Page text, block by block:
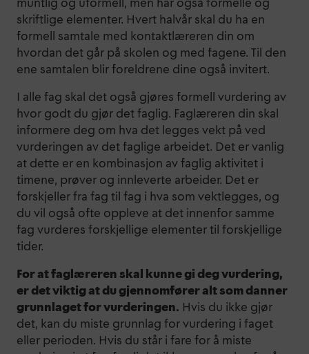
muntlig og uformell, men har også formelle og
skriftlige elementer. Hvert halvår skal du ha en
formell samtale med kontaktlæreren din om
hvordan det går på skolen og med fagene. Til den
ene samtalen blir foreldrene dine også invitert.
I alle fag skal det også gjøres formell vurdering av
hvor godt du gjør det faglig. Faglæreren din skal
informere deg om hva det legges vekt på ved
vurderingen av det faglige arbeidet. Det er vanlig
at dette er en kombinasjon av faglig aktivitet i
timene, prøver og innleverte arbeider. Det er
forskjeller fra fag til fag i hva som vektlegges, og
du vil også ofte oppleve at det innenfor samme
fag vurderes forskjellige elementer til forskjellige
tider.
For at faglæreren skal kunne gi deg vurdering,
er det viktig at du gjennomfører alt som danner
grunnlaget for vurderingen. Hvis du ikke gjør
det, kan du miste grunnlag for vurdering i faget
eller perioden. Hvis du står i fare for å miste